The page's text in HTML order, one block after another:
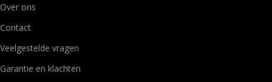
Over ons
Contact
Veelgestelde vragen
Garantie en klachten